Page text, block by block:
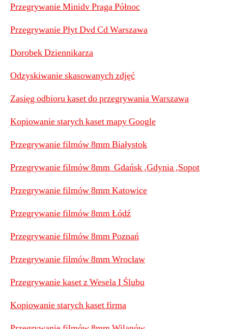
Przegrywanie Minidv Praga Północ
Przegrywanie Płyt Dvd Cd Warszawa
Dorobek Dziennikarza
Odzyskiwanie skasowanych zdjęć
Zasięg odbioru kaset do przegrywania Warszawa
Kopiowanie starych kaset mapy Google
Przegrywanie filmów 8mm Białystok
Przegrywanie filmów 8mm Gdańsk ,Gdynia ,Sopot
Przegrywanie filmów 8mm Katowice
Przegrywanie filmów 8mm Łódź
Przegrywanie filmów 8mm Poznań
Przegrywanie filmów 8mm Wrocław
Przegrywanie kaset z Wesela I Ślubu
Kopiowanie starych kaset firma